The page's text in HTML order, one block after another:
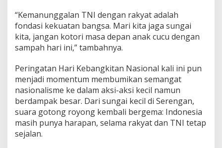
a
r
t
a
“Kemanunggalan TNI dengan rakyat adalah
fondasi kekuatan bangsa. Mari kita jaga sungai
kita, jangan kotori masa depan anak cucu dengan
sampah hari ini,” tambahnya.
Peringatan Hari Kebangkitan Nasional kali ini pun
menjadi momentum membumikan semangat
nasionalisme ke dalam aksi-aksi kecil namun
berdampak besar. Dari sungai kecil di Serengan,
suara gotong royong kembali bergema: Indonesia
masih punya harapan, selama rakyat dan TNI tetap
sejalan.